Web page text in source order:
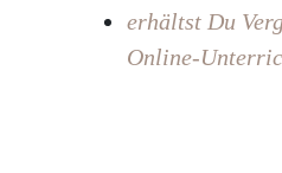
erhältst Du
Online-